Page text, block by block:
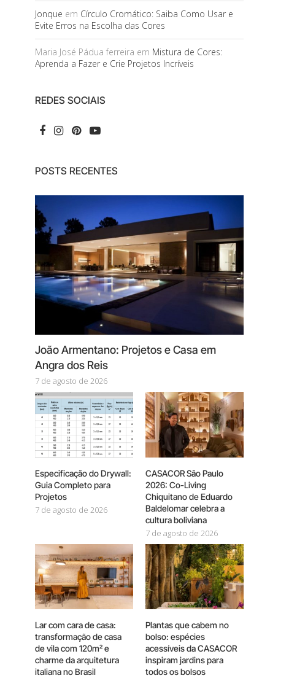
Jonque em Círculo Cromático: Saiba Como Usar e
Evite Erros na Escolha das Cores
Maria José Pádua ferreira em Mistura de Cores:
Aprenda a Fazer e Crie Projetos Incríveis
REDES SOCIAIS
POSTS RECENTES
João Armentano: Projetos e Casa em
Angra dos Reis
7 de agosto de 2026
Especificação do Drywall:
Guia Completo para
Projetos
7 de agosto de 2026
CASACOR São Paulo
2026: Co-Living
Chiquitano de Eduardo
Baldelomar celebra a
cultura boliviana
7 de agosto de 2026
Lar com cara de casa:
transformação de casa
de vila com 120m² e
charme da arquitetura
italiana no Brasil
Plantas que cabem no
bolso: espécies
acessíveis da CASACOR
inspiram jardins para
todos os bolsos